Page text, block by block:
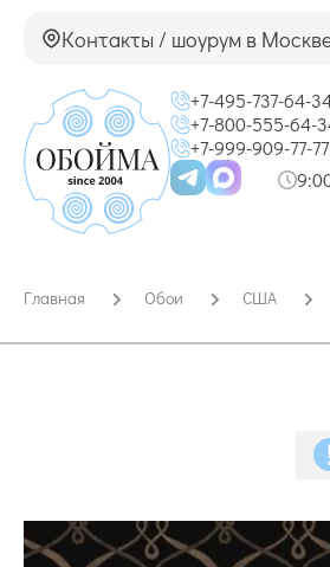
Контакты / шоурум в
+7-495-737-64-
+7-800-555-64-
+7-999-909-77-77
Главная Обои США